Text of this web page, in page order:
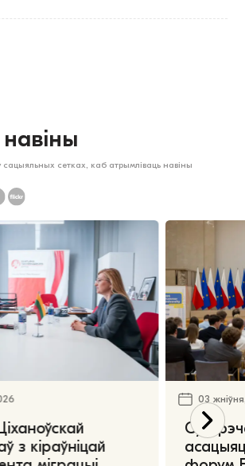
сетках, каб атрымліваць навіны
з кіраўніцай
03